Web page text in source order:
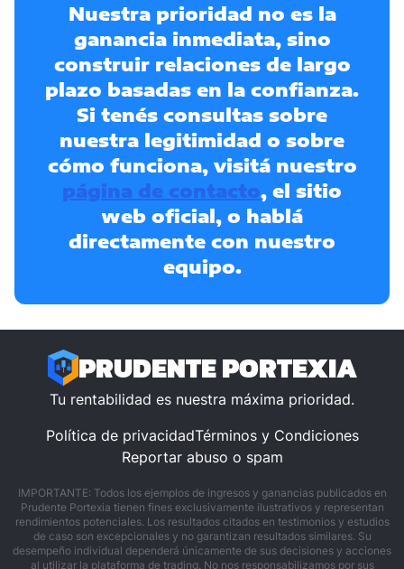
Nuestra prioridad no es la
ganancia inmediata, sino
construir relaciones de largo
plazo basadas en la confianza.
Si tenés consultas sobre
nuestra legitimidad o sobre
cómo funciona, visitá nuestro
página de contacto, el sitio
web oficial, o hablá
directamente con nuestro
equipo.
PRUDENTE PORTEXIA
Tu rentabilidad es nuestra máxima prioridad.
Política de privacidadTérminos y Condiciones
Reportar abuso o spam
IMPORTANTE: Todos los ejemplos de ingresos y ganancias publicados en
Prudente Portexia tienen fines exclusivamente ilustrativos y representan
rendimientos potenciales. Los resultados citados en testimonios y estudios
de caso son excepcionales y no garantizan resultados similares. Su
desempeño individual dependerá únicamente de sus decisiones y acciones
al utilizar la plataforma de trading. No nos responsabilizamos por sus